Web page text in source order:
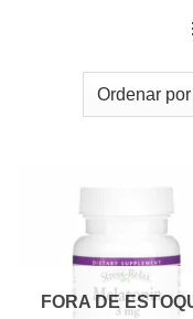
FORA DE